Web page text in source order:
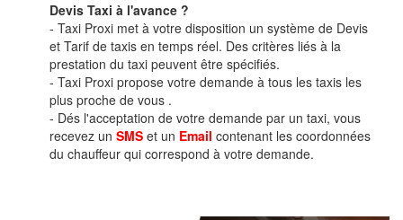
Devis Taxi à l'avance ?
- Taxi Proxi met à votre disposition un système de Devis
et Tarif de taxis en temps réel. Des critères liés à la
prestation du taxi peuvent être spécifiés.
- Taxi Proxi propose votre demande à tous les taxis les
plus proche de vous .
- Dés l'acceptation de votre demande par un taxi, vous
recevez un SMS et un Email contenant les coordonnées
du chauffeur qui correspond à votre demande.